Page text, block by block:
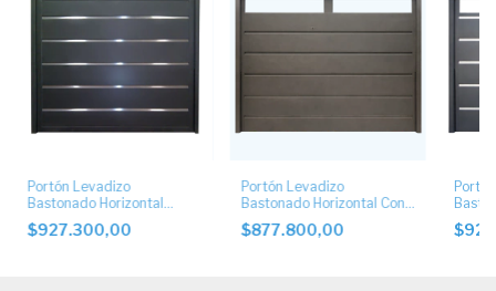
Portón Levadizo
Bastonado Horizontal
Ciego con Apliques de
Acero Inoxidable
$927.300,00
Portón Levadizo
Bastonado Horizontal Con
Postigo Superior
$877.800,00
de